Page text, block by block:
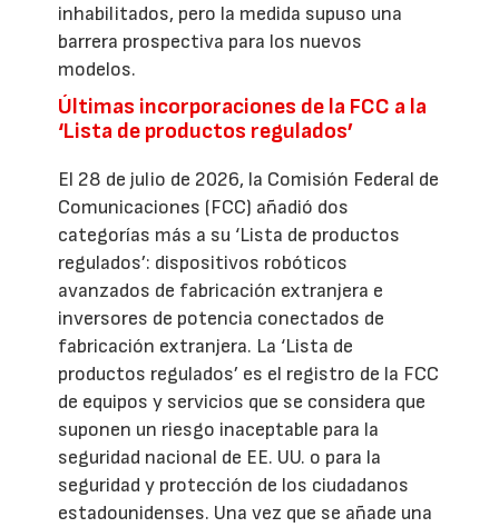
inhabilitados, pero la medida supuso una
barrera prospectiva para los nuevos
modelos.
Últimas incorporaciones de la FCC a la
‘Lista de productos regulados’
El 28 de julio de 2026, la Comisión Federal de
Comunicaciones (FCC) añadió dos
categorías más a su ‘Lista de productos
regulados’: dispositivos robóticos
avanzados de fabricación extranjera e
inversores de potencia conectados de
fabricación extranjera. La ‘Lista de
productos regulados’ es el registro de la FCC
de equipos y servicios que se considera que
suponen un riesgo inaceptable para la
seguridad nacional de EE. UU. o para la
seguridad y protección de los ciudadanos
estadounidenses. Una vez que se añade una